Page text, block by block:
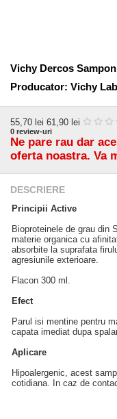
Vichy Dercos
Producator: Vichy
55,70 lei 61,90 lei
0 review-uri
Ne pare rau dar
oferta noastra. Va
DESCRIERE
Principii Active
Bioproteinele de grau din
materie organica cu
absorbite la suprafata
agresiunile exterioare.
Flacon 300 ml.
Efect
Parul isi mentine pentru
capata imediat dupa
Aplicare
Hipoalergenic, acest
cotidiana. In caz de